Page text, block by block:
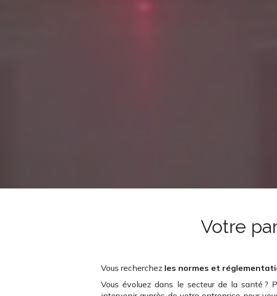
Votre
Vous recherchez les normes et
Vous évoluez dans le secteur de la santé ?